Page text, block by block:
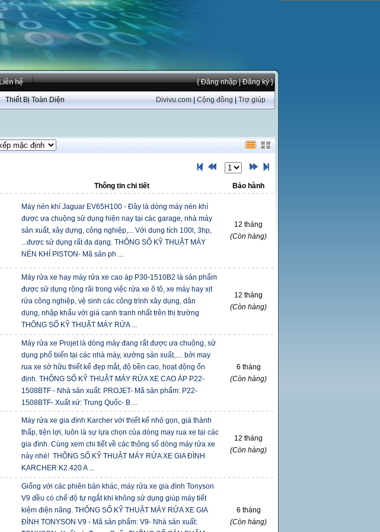
hệ { Đăng nhập| Đăng ký }
Divivu.com|Cộng đồng|Trợ giúp
Bị Toàn Diện
Thông tin chi tiết
Bảo hành
Máy nén khí Jaguar EV65H100 - Đây là dòng máy nén khí
được ưa chuộng sử dụng hiện nay tại các garage, nhà máy
sản xuất, xây dựng, công nghiệp,... Với dung tích 100l, 3hp,
...được sử dụng rất đa dạng. THÔNG SỐ KỸ THUẬT MÁY
NÉN KHÍ PISTON- Mã sản ph ...
12 tháng
(Còn hàng)
Máy rửa xe hay máy rửa xe cao áp P30-1510B2 là sản phẩm
được sử dụng rộng rãi trong việc rửa xe ô tô, xe máy hay xịt
rửa công nghiệp, vệ sinh các công trình xây dụng, dân
dụng, nhập khẩu với giá cạnh tranh nhất trên thị trường
THÔNG SỐ KỸ THUẬT MÁY RỬA ...
12 tháng
(Còn hàng)
Máy rửa xe Projet là dòng máy đang rất được ưa chuộng, sử
dụng phổ biến tại các nhà máy, xưởng sản xuất,.... bởi may
rua xe sở hữu thiết kế đẹp mắt, độ bền cao, hoạt động ổn
định. THÔNG SỐ KỸ THUẬT MÁY RỬA XE CAO ÁP P22-
1508BTF - Nhà sản xuất: PROJET- Mã sản phẩm: P22-
1508BTF- Xuất xứ: Trung Quốc- B ...
6 tháng
(Còn hàng)
Máy rửa xe gia đình Karcher với thiết kế nhỏ gọn, giá thành
thấp, tiện lợi, luôn là sự lựa chọn của dòng may rua xe tại các
gia đình. Cùng xem chi tiết về các thông số dòng máy rửa xe
này nhé! THÔNG SỐ KỸ THUẬT MÁY RỬA XE GIA ĐÌNH
KARCHER K2.420 A ...
12 tháng
(Còn hàng)
Giống với các phiên bản khác, máy rửa xe gia đình Tonyson
V9 đều có chế độ tự ngắt khi không sử dụng giúp máy tiết
kiệm điện năng. THÔNG SỐ KỸ THUẬT MÁY RỬA XE GIA
ĐÌNH TONYSON V9 - Mã sản phẩm: V9- Nhà sản xuất:
6 tháng
(Còn hàng)